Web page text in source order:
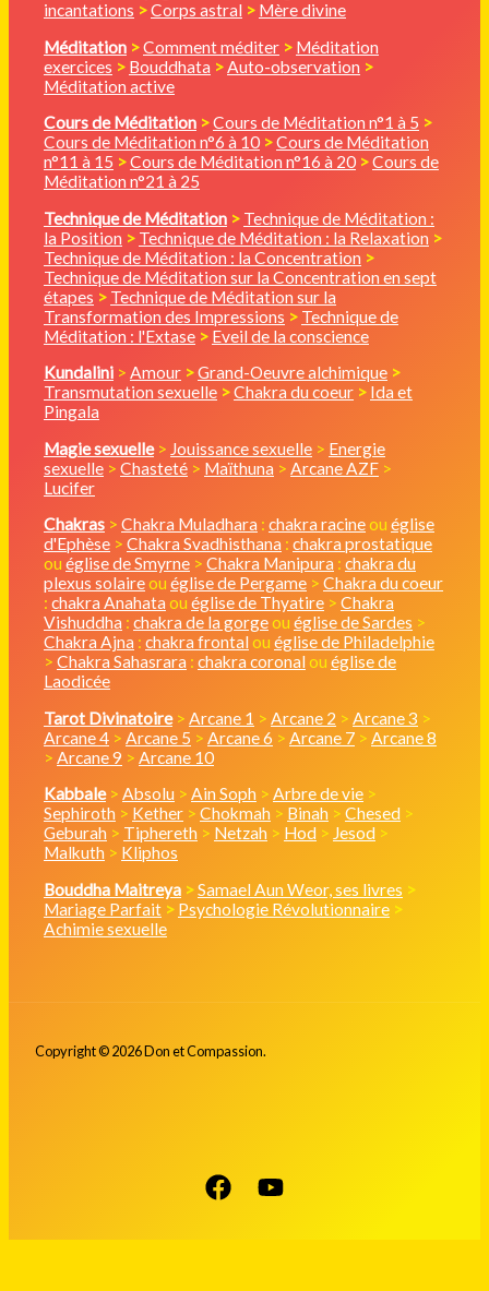
incantations >Corps astral > Mère divine
Méditation >Comment méditer > Méditation
exercices > Bouddhata >Auto-observation >
Méditation active
Cours de Méditation >Cours de Méditation n°1 à 5 >
Cours de Méditation n°6 à 10 >Cours de Méditation
n°11 à 15 >Cours de Méditation n°16 à 20 >Cours de
Méditation n°21 à 25
Technique de Méditation > Technique de Méditation :
la Position > Technique de Méditation : la Relaxation >
Technique de Méditation : la Concentration >
Technique de Méditation sur la Concentration en sept
étapes > Technique de Méditation sur la
Transformation des Impressions > Technique de
Méditation : l'Extase > Eveil de la conscience
Kundalini > Amour >Grand-Oeuvre alchimique >
Transmutation sexuelle >Chakra du coeur > Ida et
Pingala
Magie sexuelle> Jouissance sexuelle > Energie
sexuelle > Chasteté > Maïthuna > Arcane AZF >
Lucifer
Chakras > Chakra Muladhara : chakra racineou église
d'Ephèse > Chakra Svadhisthana : chakra prostatique
ou église de Smyrne > Chakra Manipura : chakra du
plexus solaireou église de Pergame > Chakra du coeur
: chakra Anahata ou église de Thyatire > Chakra
Vishuddha : chakra de la gorgeou église de Sardes >
Chakra Ajna : chakra frontalou église de Philadelphie
> Chakra Sahasrara : chakra coronal ou église de
Laodicée
Tarot Divinatoire > Arcane 1 > Arcane 2 > Arcane 3 >
Arcane 4 > Arcane 5 > Arcane 6 > Arcane 7 > Arcane 8
> Arcane 9 > Arcane 10
Kabbale> Absolu > Ain Soph > Arbre de vie >
Sephiroth > Kether > Chokmah > Binah > Chesed >
Geburah > Tiphereth > Netzah > Hod > Jesod >
Malkuth > Kliphos
Bouddha Maitreya >Samael Aun Weor, ses livres >
Mariage Parfait > Psychologie Révolutionnaire >
Achimie sexuelle
Copyright © 2026 Don et Compassion.